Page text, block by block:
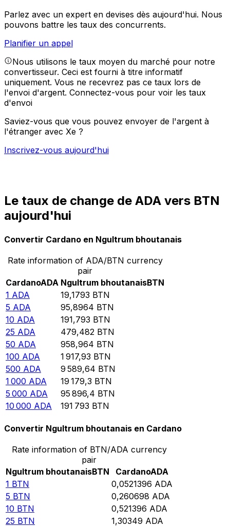
Parlez avec un expert en devises dès aujourd'hui. Nous
pouvons battre les taux des concurrents.
Planifier un appel
Nous utilisons le taux moyen du marché pour notre
convertisseur. Ceci est fourni à titre informatif
uniquement. Vous ne recevrez pas ce taux lors de
l'envoi d'argent. Connectez-vous pour voir les taux
d'envoi
Saviez-vous que vous pouvez envoyer de l'argent à
l'étranger avec Xe ?
Inscrivez-vous aujourd'hui
Le taux de change de ADA vers BTN
aujourd'hui
Convertir Cardano en Ngultrum bhoutanais
Rate information of ADA/BTN currency
pair
CardanoADA Ngultrum bhoutanaisBTN
1 ADA 19,1793 BTN
5 ADA 95,8964 BTN
10 ADA 191,793 BTN
25 ADA 479,482 BTN
50 ADA 958,964 BTN
100 ADA 1 917,93 BTN
500 ADA 9 589,64 BTN
1 000 ADA 19 179,3 BTN
5 000 ADA 95 896,4 BTN
10 000 ADA 191 793 BTN
Convertir Ngultrum bhoutanais en Cardano
Rate information of BTN/ADA currency
pair
Ngultrum bhoutanaisBTN CardanoADA
1 BTN 0,0521396 ADA
5 BTN 0,260698 ADA
10 BTN 0,521396 ADA
25 BTN 1,30349 ADA